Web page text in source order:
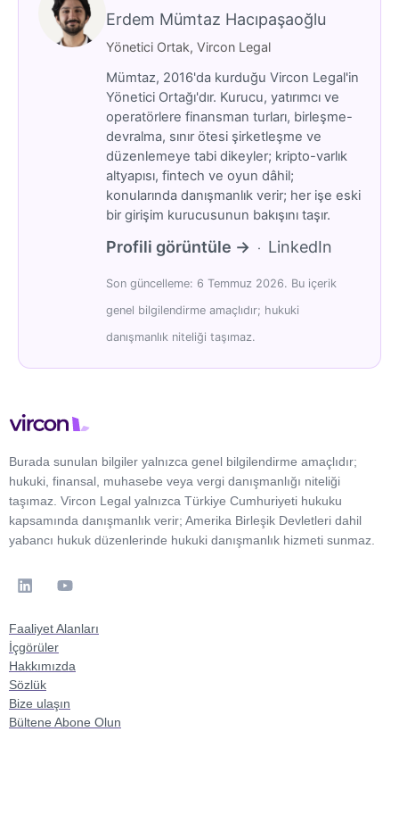
Erdem Mümtaz Hacıpaşaoğlu
Yönetici Ortak, Vircon Legal
Mümtaz, 2016'da kurduğu Vircon Legal'in
Yönetici Ortağı'dır. Kurucu, yatırımcı ve
operatörlere finansman turları, birleşme-
devralma, sınır ötesi şirketleşme ve
düzenlemeye tabi dikeyler; kripto-varlık
altyapısı, fintech ve oyun dâhil;
konularında danışmanlık verir; her işe eski
bir girişim kurucusunun bakışını taşır.
Profili görüntüle → · LinkedIn
Son güncelleme: 6 Temmuz 2026. Bu içerik
genel bilgilendirme amaçlıdır; hukuki
danışmanlık niteliği taşımaz.
Burada sunulan bilgiler yalnızca genel bilgilendirme amaçlıdır;
hukuki, finansal, muhasebe veya vergi danışmanlığı niteliği
taşımaz. Vircon Legal yalnızca Türkiye Cumhuriyeti hukuku
kapsamında danışmanlık verir; Amerika Birleşik Devletleri dahil
yabancı hukuk düzenlerinde hukuki danışmanlık hizmeti sunmaz.
Faaliyet Alanları
İçgörüler
Hakkımızda
Sözlük
Bize ulaşın
Bültene Abone Olun